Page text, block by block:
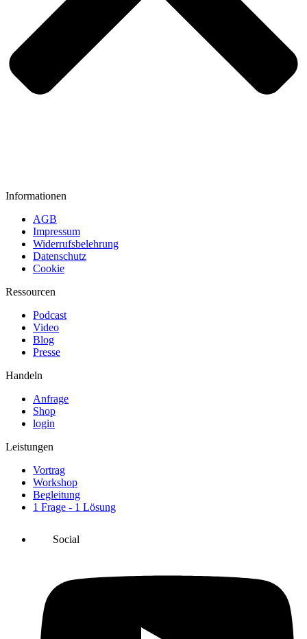
Informationen
AGB
Impressum
Widerrufsbelehrung
Datenschutz
Cookie
Ressourcen
Podcast
Video
Blog
Presse
Handeln
Anfrage
Shop
login
Leistungen
Vortrag
Workshop
Begleitung
1 Frage - 1 Lösung
Social